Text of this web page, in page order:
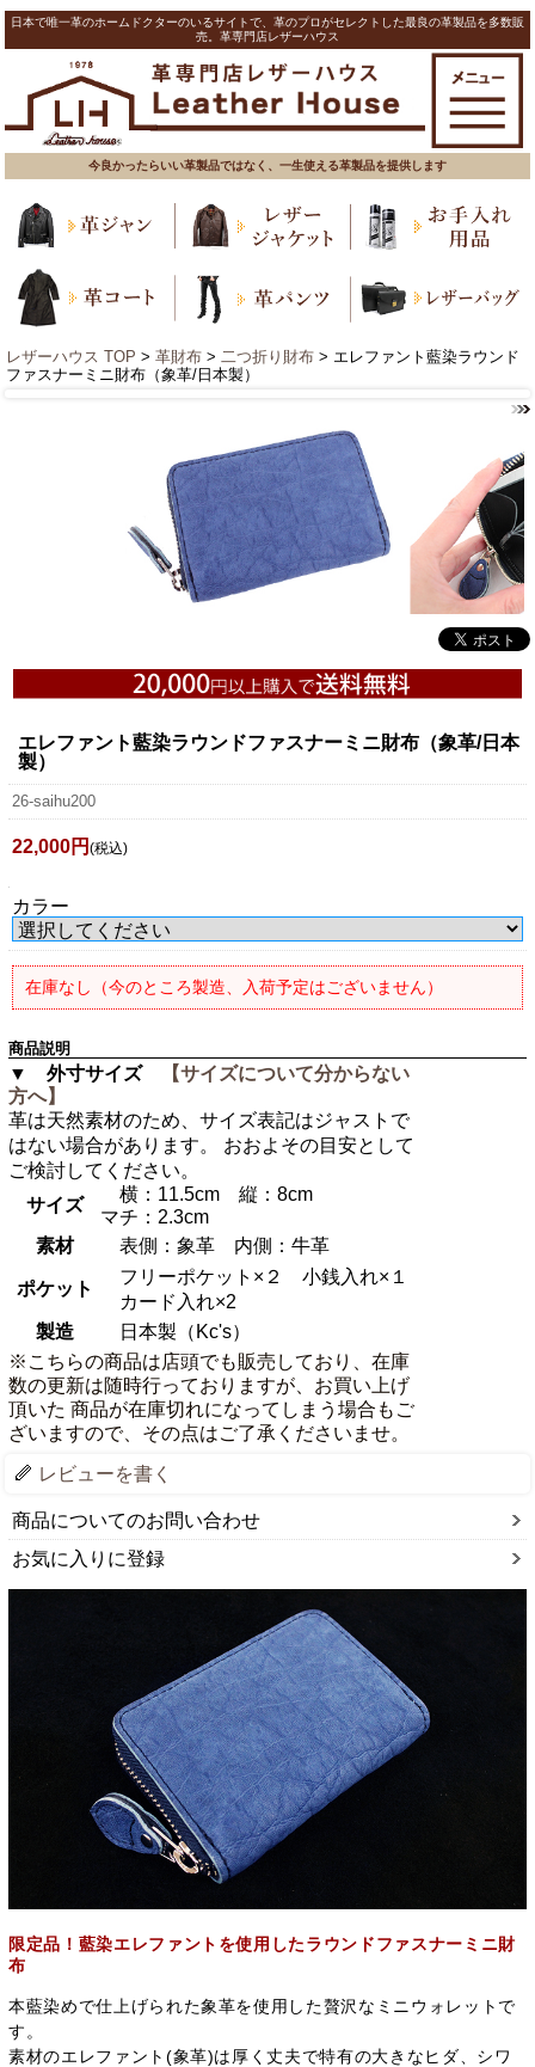
日本で唯一革のホームドクターのいるサイトで、革のプロがセレクトした最良の革製品を多数販
売。革専門店レザーハウス
今良かったらいい革製品ではなく、一生使える革製品を提供します
レザーハウス TOP > 革財布 > 二つ折り財布 > エレファント藍染ラウンド
ファスナーミニ財布（象革/日本製）
エレファント藍染ラウンドファスナーミニ財布（象革/日本
製）
26-saihu200
22,000円 (税込)
カラー
在庫なし（今のところ製造、入荷予定はございません）
商品説明
▼ 外寸サイズ
【サイズについて分からない
方へ】
革は天然素材のため、サイズ表記はジャストで
はない場合があります。 おおよその目安として
ご検討してください。
サイズ
横：11.5cm 縦：8cm
マチ：2.3cm
素材
表側：象革 内側：牛革
ポケット
フリーポケット×２ 小銭入れ×１
カード入れ×2
製造
日本製（Kc's）
※こちらの商品は店頭でも販売しており、在庫
数の更新は随時行っておりますが、お買い上げ
頂いた 商品が在庫切れになってしまう場合もご
ざいますので、その点はご了承くださいませ。
レビューを書く
商品についてのお問い合わせ
お気に入りに登録
限定品！藍染エレファントを使用したラウンドファスナーミニ財
布
本藍染めで仕上げられた象革を使用した贅沢なミニウォレットで
す。
素材のエレファント(象革)は厚く丈夫で特有の大きなヒダ、シワ